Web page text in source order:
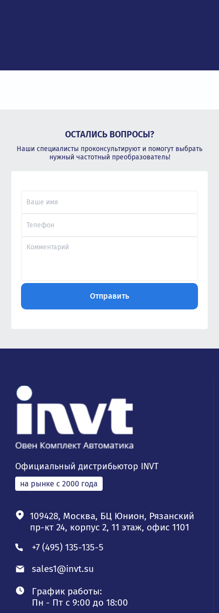
ОСТАЛИСЬ ВОПРОСЫ?
Наши специалисты проконсультируют и помогут выбрать
нужный частотный преобразователь!
Официальный дистрибьютор INVT
на рынке с 2000 года
109428, Москва, БЦ Юнион, Рязанский
пр-кт 24, корпус 2, 11 этаж, офис 1101
+7 (495) 135-135-5
sales1@invt.su
График работы:
Пн - Пт с 9:00 до 18:00